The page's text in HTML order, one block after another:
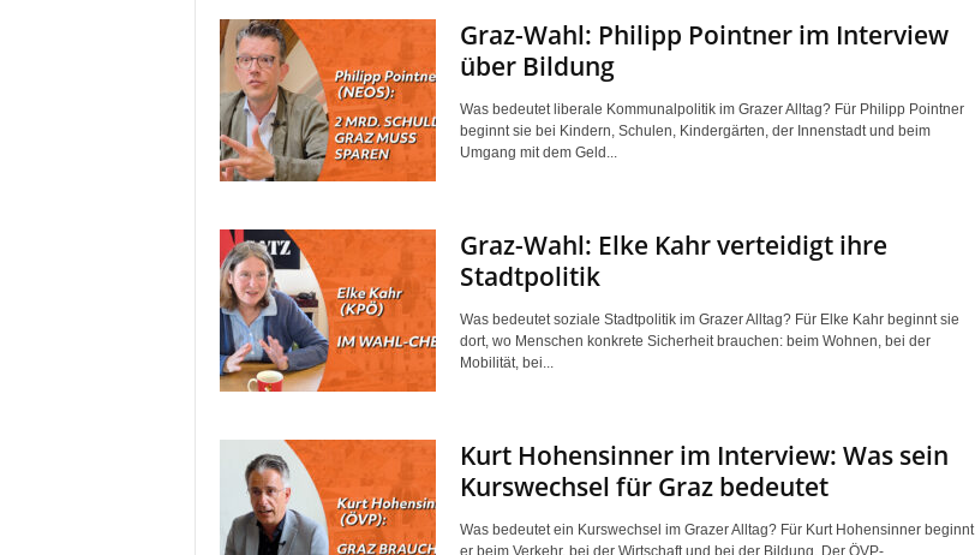
Graz-Wahl: Philipp Pointner im Interview
über Bildung
Was bedeutet liberale Kommunalpolitik im Grazer Alltag? Für Philipp Pointner
beginnt sie bei Kindern, Schulen, Kindergärten, der Innenstadt und beim
Umgang mit dem Geld...
Graz-Wahl: Elke Kahr verteidigt ihre
Stadtpolitik
Was bedeutet soziale Stadtpolitik im Grazer Alltag? Für Elke Kahr beginnt sie
dort, wo Menschen konkrete Sicherheit brauchen: beim Wohnen, bei der
Mobilität, bei...
Kurt Hohensinner im Interview: Was sein
Kurswechsel für Graz bedeutet
Was bedeutet ein Kurswechsel im Grazer Alltag? Für Kurt Hohensinner beginnt
er beim Verkehr, bei der Wirtschaft und bei der Bildung. Der ÖVP-